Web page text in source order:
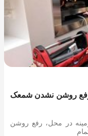
رفع روشن نشدن شمعک
در محل، رفع روشن